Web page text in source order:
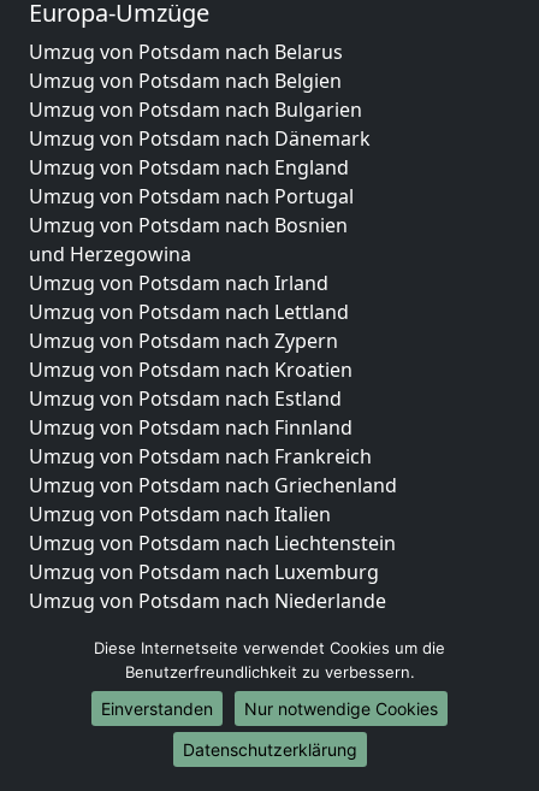
Europa-Umzüge
Umzug von Potsdam nach Belarus
Umzug von Potsdam nach Belgien
Umzug von Potsdam nach Bulgarien
Umzug von Potsdam nach Dänemark
Umzug von Potsdam nach England
Umzug von Potsdam nach Portugal
Umzug von Potsdam nach Bosnien
und Herzegowina
Umzug von Potsdam nach Irland
Umzug von Potsdam nach Lettland
Umzug von Potsdam nach Zypern
Umzug von Potsdam nach Kroatien
Umzug von Potsdam nach Estland
Umzug von Potsdam nach Finnland
Umzug von Potsdam nach Frankreich
Umzug von Potsdam nach Griechenland
Umzug von Potsdam nach Italien
Umzug von Potsdam nach Liechtenstein
Umzug von Potsdam nach Luxemburg
Umzug von Potsdam nach Niederlande
Umzüge-Deutschlandweit
Umzug von Potsdam nach Berlin
Umzug von Potsdam nach Hamburg
Umzug von Potsdam nach München
Diese Internetseite verwendet Cookies um die
Benutzerfreundlichkeit zu verbessern.
Einverstanden
Nur notwendige Cookies
Datenschutzerklärung